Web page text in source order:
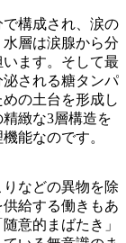
構成され、涙の
層は涙腺から分
ます。そして最
される糖タンパ
の土台を形成し
緻な3層構造を
能なのです。
などの異物を除
給する働きもあ
意的まばたき」